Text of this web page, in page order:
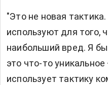
"Это не новая
используют для того,
наибольший вред. Я
это что-то
использует тактику